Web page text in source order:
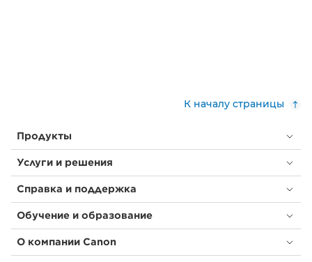
К началу страницы
Продукты
Услуги и решения
Справка и поддержка
Обучение и образование
О компании Canon